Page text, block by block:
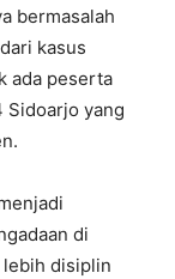
bermasalah
kasus
ada peserta
Sidoarjo yang
di
lebih disiplin